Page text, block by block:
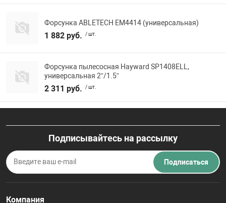
Форсунка ABLETECH EM4414 (универсальная)
1 882 руб. / шт.
Форсунка пылесосная Hayward SP1408ELL,
универсальная 2”/1.5”
2 311 руб. / шт.
Подписывайтесь на рассылку
Подписаться
Компания